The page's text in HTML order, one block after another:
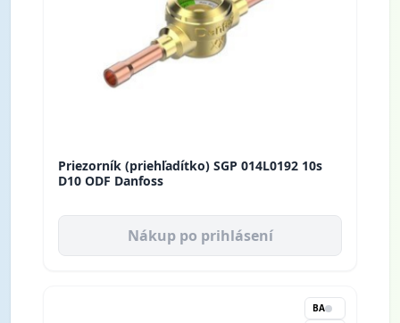
Priezorník (priehľadítko) SGP 014L0192 10s
D10 ODF Danfoss
Nákup po prihlásení
BA